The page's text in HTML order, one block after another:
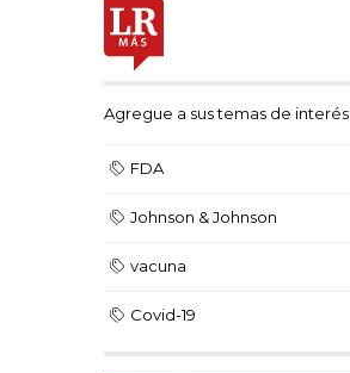
Agregue a sus temas de interés
FDA
Johnson & Johnson
vacuna
Covid-19